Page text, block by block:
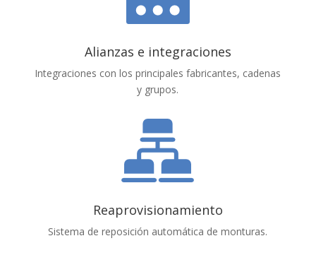
Alianzas e integraciones
Integraciones con los principales fabricantes, cadenas
y grupos.
Reaprovisionamiento
Sistema de reposición automática de monturas.